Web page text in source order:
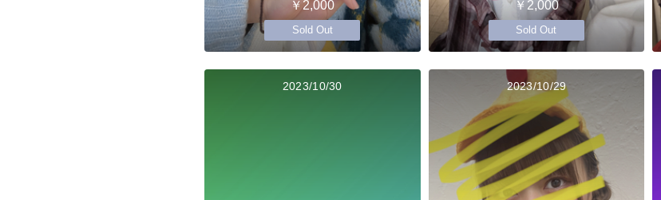
￥2,000
Sold Out
￥2,000
Sold Out
2023/10/30 2023/10/29